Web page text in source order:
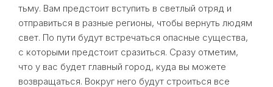
тьму. Вам предстоит вступить в светлый отряд и
отправиться в разные регионы, чтобы вернуть людям
свет. По пути будут встречаться опасные существа,
с которыми предстоит сразиться. Сразу отметим,
что у вас будет главный город, куда вы можете
возвращаться. Вокруг него будут строиться все